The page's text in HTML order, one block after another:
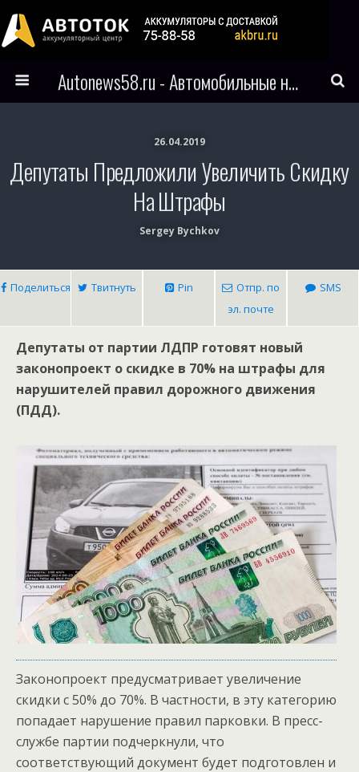
Autonews58.ru - Автомобильные новости Пензы и всего мира
26.04.2019
Депутаты Предложили Увеличить Скидку
На Штрафы
Sergey Bychkov
Поделиться Твитнуть Pin
Отпр. по
эл. почте
SMS
Депутаты от партии ЛДПР готовят новый
законопроект о скидке в 70% на штрафы для
нарушителей правил дорожного движения
(ПДД).
Законопроект предусматривает увеличение
скидки с 50% до 70%. В частности, в эту категорию
попадает нарушение правил парковки. В пресс-
службе партии подчеркнули, что
соответствующий документ будет подготовлен и